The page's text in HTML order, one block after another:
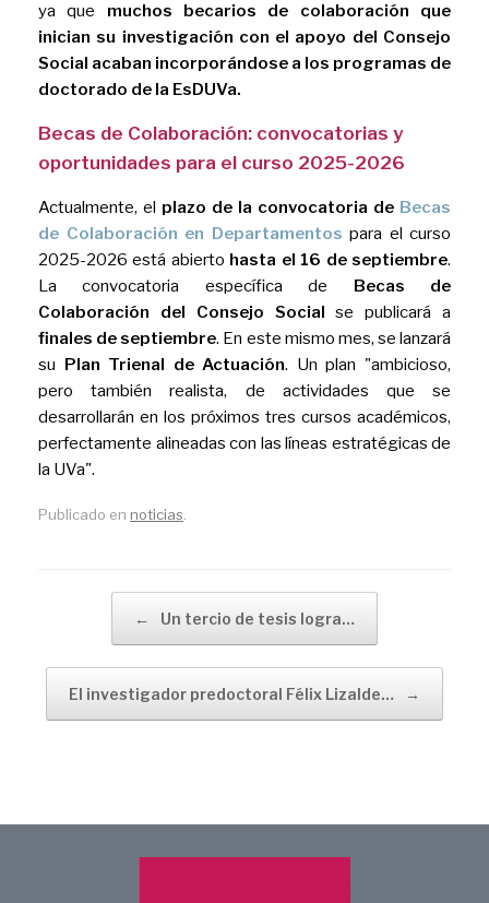
ya que muchos becarios de colaboración que
inician su investigación con el apoyo del Consejo
Social acaban incorporándose a los programas de
doctorado de la EsDUVa.
Becas de Colaboración: convocatorias y
oportunidades para el curso 2025-2026
Actualmente, el plazo de la convocatoria de Becas
de Colaboración en Departamentos para el curso
2025-2026 está abierto hasta el 16 de septiembre.
La convocatoria específica de Becas de
Colaboración del Consejo Social se publicará a
finales de septiembre. En este mismo mes, se lanzará
su Plan Trienal de Actuación. Un plan "ambicioso,
pero también realista, de actividades que se
desarrollarán en los próximos tres cursos académicos,
perfectamente alineadas con las líneas estratégicas de
la UVa".
Publicado en noticias
← Un tercio de tesis logra…
El investigador predoctoral Félix Lizalde… →